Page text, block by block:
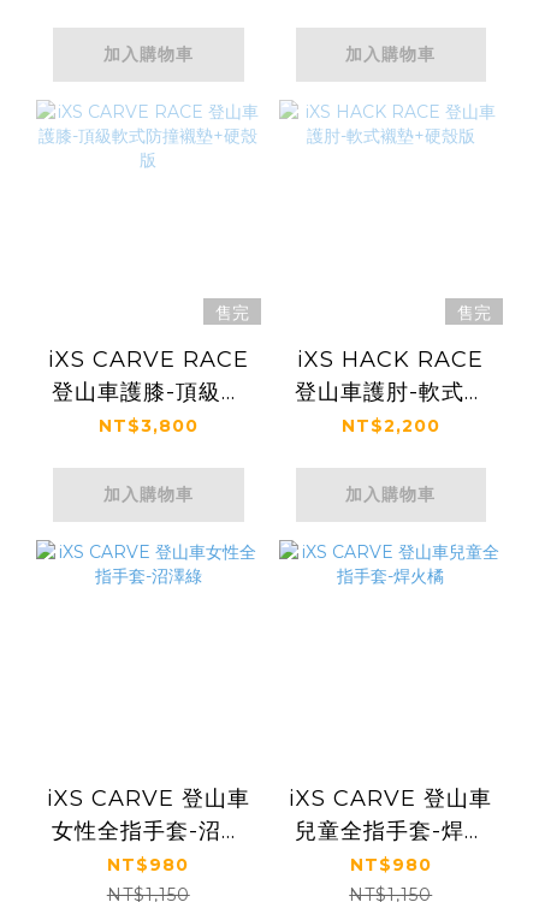
加入購物車 加入購物車
售完
iXS CARVE RACE
登山車護膝-頂級軟
式防撞襯墊+硬殼版
NT$3,800
加入購物車
售完
iXS HACK RACE
登山車護肘-軟式襯
墊+硬殼版
NT$2,200
加入購物車
iXS CARVE 登山車
女性全指手套-沼澤
綠
NT$980
NT$1,150
iXS CARVE 登山車
兒童全指手套-焊火
橘
NT$980
NT$1,150